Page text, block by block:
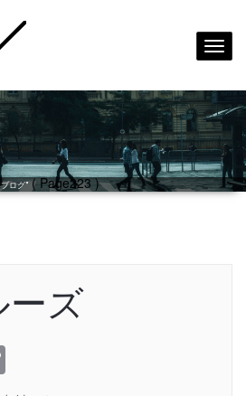
ログ"( Page223 )
ーズ